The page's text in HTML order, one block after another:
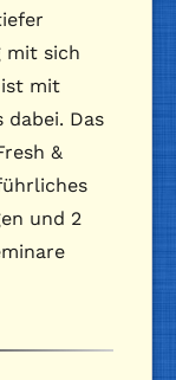
mit sich
ist mit
dabei. Das
&
und 2